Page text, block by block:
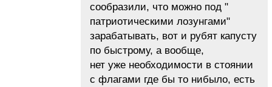
сообразили, что можно под "
патриотическими лозунгами"
зарабатывать, вот и рубят капусту
по быстрому, а вообще,
нет уже необходимости в стоянии
с флагами где бы то нибыло, есть